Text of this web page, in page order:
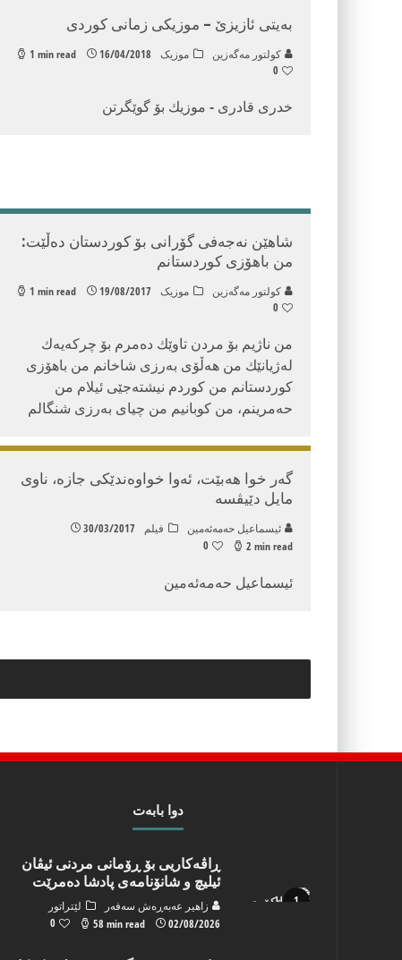
به‌یتی ئازیزێ – موزیكی زمانی كوردی
كولتور مه‌گه‌زین موزیک 16/04/2018
1 min read
0
خدری قادری - موزیك بۆ گوێگرتن
شاهێن نه‌جه‌فی گۆرانی بۆ كوردستان ده‌ڵێت:
من باهۆزی كوردستانم
كولتور مه‌گه‌زین موزیک 19/08/2017
1 min read
0
من ناژیم بۆ مردن تاوێك ده‌مرم بۆ چركه‌یه‌ك
له‌ژیانێك من هه‌ڵۆی به‌رزی شاخانم من باهۆزی
كوردستانم من كوردم نیشته‌جێی ئیلام من
حه‌مرینم، من كوبانیم من چیای به‌رزی شنگالم
گه‌ر خوا هه‌بێت، ئه‌وا خواوه‌ندێكی جازه‌، ناوی
مایل دێیڤسه‌
ئیسماعیل حه‌مه‌ئه‌مین فیلم
30/03/2017
2 min read
0
ئیسماعیل حه‌مه‌ئه‌مین
دوا بابه‌ت
ڕاڤەکاریی بۆ ڕۆمانی مردنی ئیڤان
ئیلیچ و شانۆنامەی پادشا دەمرێت
زاهیر عه‌به‌ڕه‌ش سه‌فه‌ر
لێتراتور
02/08/2026
58 min read
0